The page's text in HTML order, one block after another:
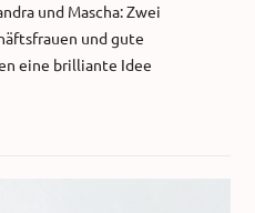
und Mascha: Zwei
und gute
eine brilliante Idee